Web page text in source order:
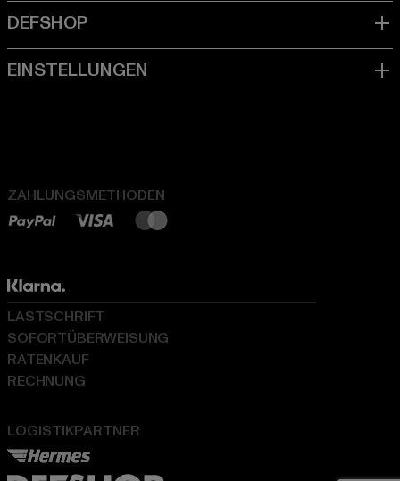
ZAHLUNGSMETHODEN
LOGISTIKPARTNER
LASTSCHRIFT
SOFORTÜBERWEISUNG
RATENKAUF
RECHNUNG